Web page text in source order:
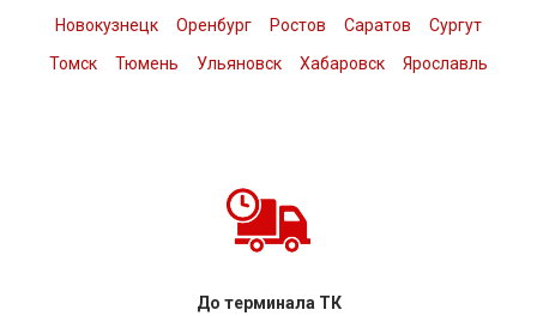
Новокузнецк
Оренбург Ростов Саратов
Сургут
Томск
Тюмень Ульяновск Хабаровск Ярославль
До терминала ТК